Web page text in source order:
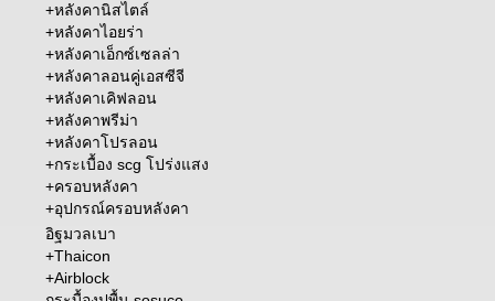
+หลังคานิสไตล์
+หลังคาไอยร่า
+หลังคาเอ็กซ์เซลล่า
+หลังคาลอนคู่เอสซีจี
+หลังคาเคิฟลอน
+หลังคาพรีม่า
+หลังคาโปรลอน
+กระเบื้อง scg โปร่งแสง
+ครอบหลังคา
+อุปกรณ์ครอบหลังคา
อิฐมวลเบา
+Thaicon
+Airblock